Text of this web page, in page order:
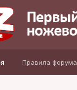
Правила форума